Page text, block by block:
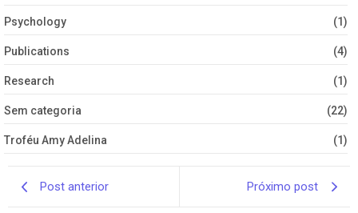
Psychology (1)
Publications (4)
Research (1)
Sem categoria (22)
Troféu Amy Adelina (1)
Post anterior Próximo post